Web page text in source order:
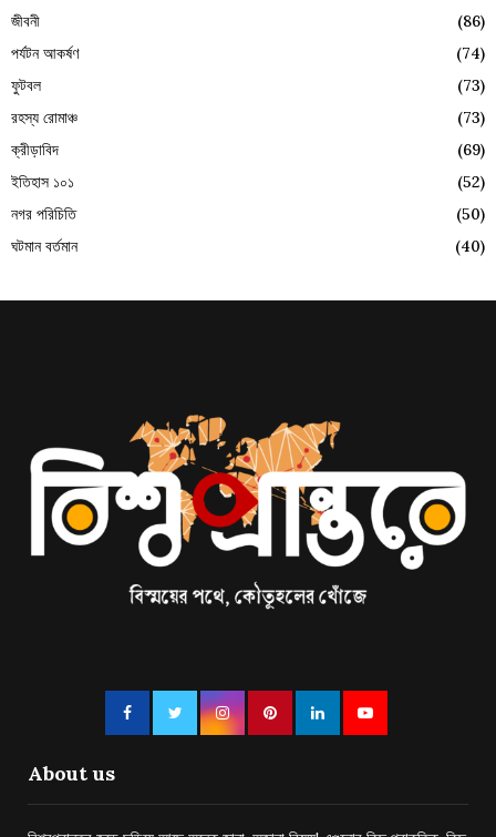
জীবনী
(86)
পর্যটন আকর্ষণ
(74)
ফুটবল
(73)
রহস্য রোমাঞ্চ
(73)
ক্রীড়াবিদ
(69)
ইতিহাস ১০১
(52)
নগর পরিচিতি
(50)
ঘটমান বর্তমান
(40)
About us